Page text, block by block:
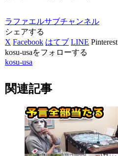
ラファエルサブチャンネル
シェアする
X Facebook はてブ LINE Pinterest
kosu-usaをフォローする
kosu-usa
関連記事